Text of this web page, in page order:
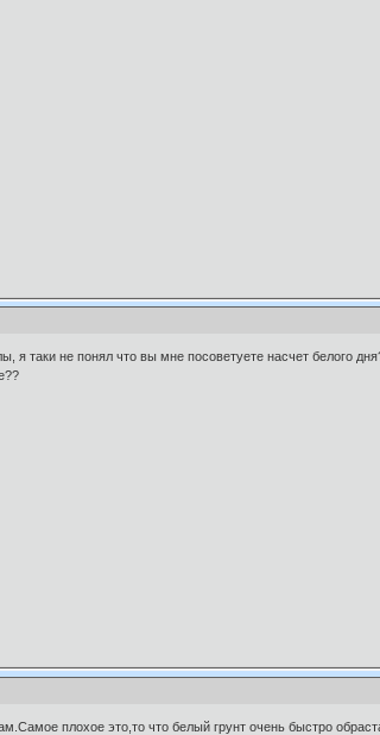
я таки не понял что вы мне посоветуете насчет белого
плохое это,то что белый грунт очень быстро